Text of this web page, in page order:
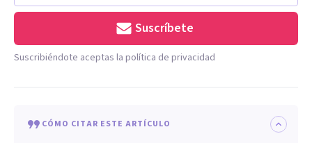
Suscríbete
Suscribiéndote aceptas la política de privacidad
CÓMO CITAR ESTE ARTÍCULO